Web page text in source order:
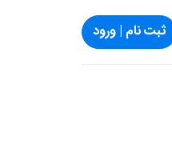
ثبت‌ نام | ورود